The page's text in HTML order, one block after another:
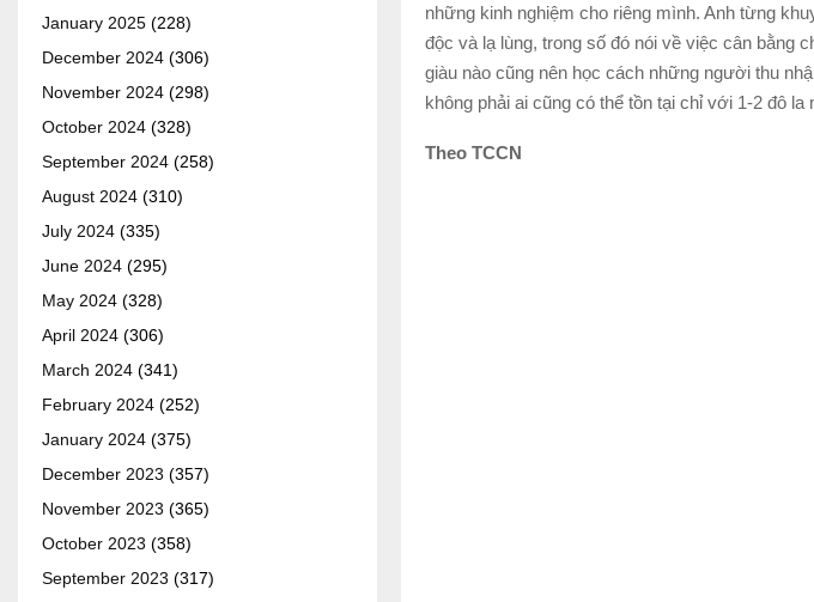
những kinh nghiệm cho riêng mình. Anh từng
độc và lạ lùng, trong số đó nói về việc cân bằng
giàu nào cũng nên học cách những người thu
không phải ai cũng có thể tồn tại chỉ với 1-2 đô la
Theo TCCN
January 2025 (228)
December 2024 (306)
November 2024 (298)
October 2024 (328)
September 2024 (258)
August 2024 (310)
July 2024 (335)
June 2024 (295)
May 2024 (328)
April 2024 (306)
March 2024 (341)
February 2024 (252)
January 2024 (375)
December 2023 (357)
November 2023 (365)
October 2023 (358)
September 2023 (317)